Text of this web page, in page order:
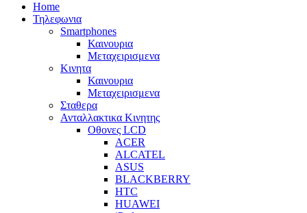
Home
Τηλεφωνια
Smartphones
Καινουρια
Μεταχειρισμενα
Κινητα
Καινουρια
Μεταχειρισμενα
Σταθερα
Ανταλλακτικα Κινητης
Οθονες LCD
ACER
ALCATEL
ASUS
BLACKBERRY
HTC
HUAWEI